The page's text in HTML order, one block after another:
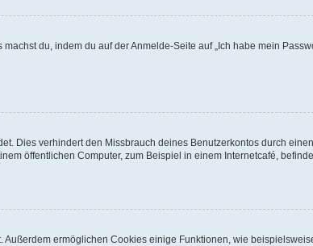
du, indem du auf der Anmelde-Seite auf „Ich habe mein
Dies verhindert den Missbrauch deines Benutzerkontos durch
öffentlichen Computer, zum Beispiel in einem Internetcafé,
ermöglichen Cookies einige Funktionen, wie